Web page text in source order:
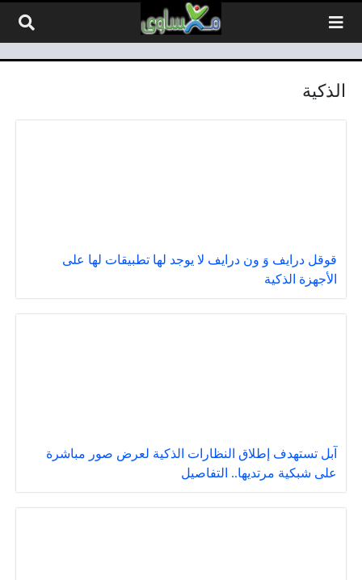
الذكية
قوقل درايف وَ ون درايف لا يوجد لها تطبيقات لها على
الأجهزة الذكية
آبل تستهدف إطلاق النظارات الذكية لعرض صور مباشرة
على شبكية مرتديها.. التفاصيل